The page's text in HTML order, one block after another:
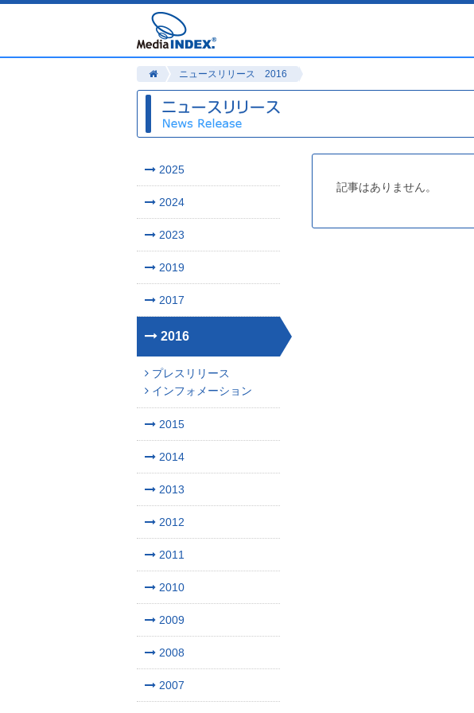
ニュースリリース 2016
記事はありません。
2025
2024
2023
2019
2017
2016
プレスリリース
インフォメーション
2015
2014
2013
2012
2011
2010
2009
2008
2007